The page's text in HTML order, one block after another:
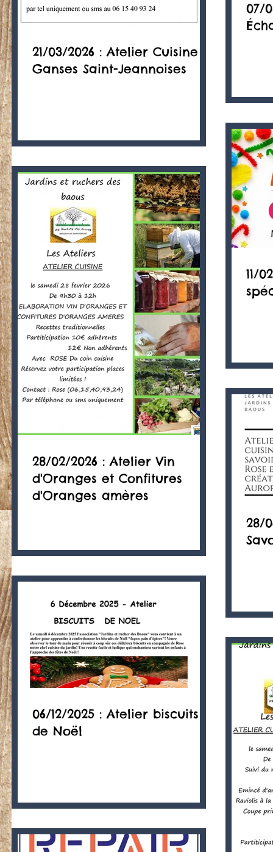
21/03/2026 : Atelier Cuisine :
Ganses Saint-Jeannoises
07/
28/02/2026 : Atelier Vin
d'Oranges et Confitures
d'Oranges amères
11/
06/12/2025 : Atelier biscuits
de Noël
28/